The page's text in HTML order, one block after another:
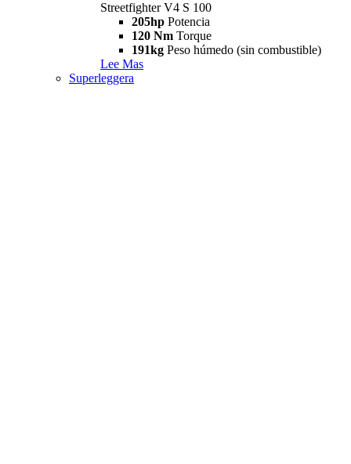
Streetfighter V4 S 100
205hp Potencia
120 Nm Torque
191kg Peso húmedo (sin combustible)
Lee Mas
Superleggera